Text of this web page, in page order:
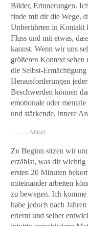
Bilder, Erinnerungen.
finde mit dir die Wege,
Unberührten in Kontakt
Fluss und mit etwas,
kannst. Wenn wir uns
größeren Kontext
die Selbst-
Herausforderungen
Beschwerden können
emotionale oder
und stärkende, innere
——— Ablauf
Zu Beginn sitzen wir
erzählst, was dir wichtig
ersten 20 Minuten
miteinander arbeiten
zu bewegen. Ich
habe jedoch nach
erlernt und selber